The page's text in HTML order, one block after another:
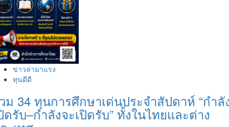
ข่าวล่ามาแรง
ทุนดีดี
ม 34 ทุนการศึกษาเด่นประจำสัปดาห์ “กำลั
ดรับ–กำลังจะเปิดรับ” ทั้งในไทยและต่าง